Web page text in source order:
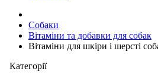
Cобаки
Вітаміни та добавки для собак
Вітаміни для шкіри і шерсті
Категорії